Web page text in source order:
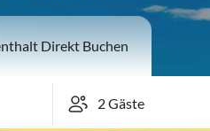
Direkt Buchen